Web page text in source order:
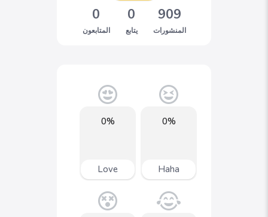
909
المنشورات
0
يتابع
0
المتابعون
0%
Haha
0%
Love